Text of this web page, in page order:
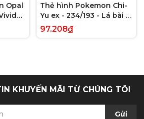
Opal
tiếng
Thẻ hình Pokemon Chi-
Yu ex - 234/193 - Lá bài lẻ
Paldea Evolved Full Art
Secret Rare tiếng Anh
97.208₫
KHUYẾN MÃI TỪ CHÚNG TÔI
Gửi